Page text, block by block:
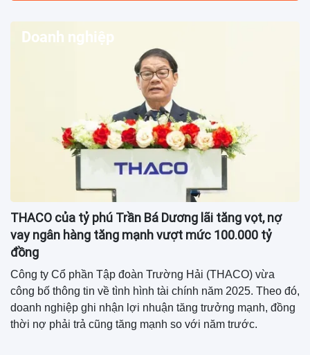
Tổng công ty Đường sắt Việt Nam
ghi nhận lãi sau thuế tăng đột biến
lên đến 151%
08:06 29/07/2026
OCB mở rộng giải pháp quản lý tài
sản dành cho khách hàng quốc tế
07:13 29/07/2026
Sở Xây dựng TP.HCM đề xuất nâng
trần thu nhập mua nhà ở xã hội lên
60 triệu/tháng
07:40 28/07/2026